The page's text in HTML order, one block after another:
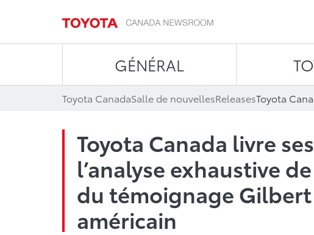
GÉNÉRAL
Toyota CanadaSalle de nouvellesReleases
Toyota Canada livre
l’analyse exhaustive
du témoignage
américain